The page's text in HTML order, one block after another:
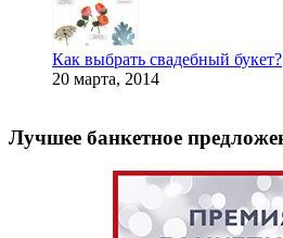
Как выбрать свадебный букет?
20 марта, 2014
Лучшее банкетное